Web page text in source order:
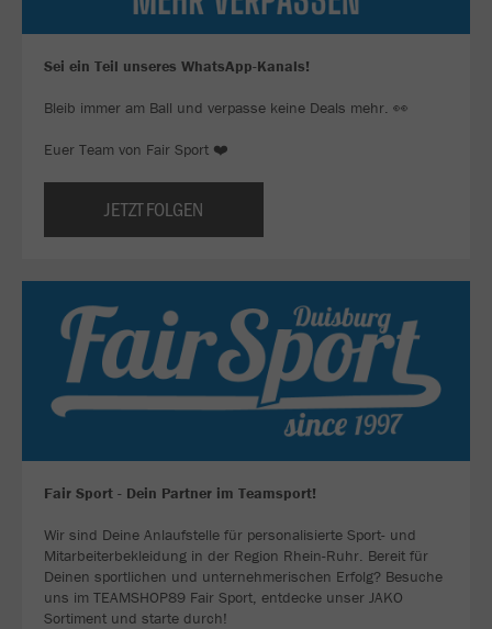
Sei ein Teil unseres WhatsApp-Kanals!
Bleib immer am Ball und verpasse keine Deals mehr. 👀
Euer Team von Fair Sport ❤️
JETZT FOLGEN
Fair Sport - Dein Partner im Teamsport!
Wir sind Deine Anlaufstelle für personalisierte Sport- und
Mitarbeiterbekleidung in der Region Rhein-Ruhr. Bereit für
Deinen sportlichen und unternehmerischen Erfolg? Besuche
uns im TEAMSHOP89 Fair Sport, entdecke unser JAKO
Sortiment und starte durch!